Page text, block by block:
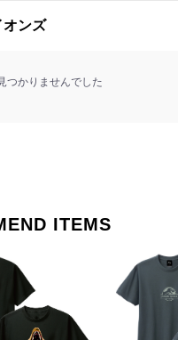
オンズ
つかりませんでした
ITEMS